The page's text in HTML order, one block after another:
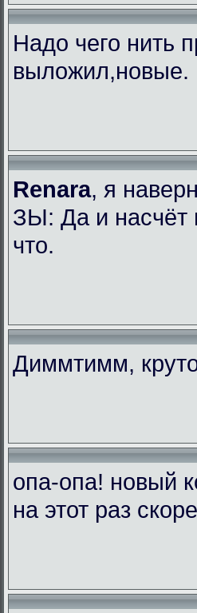
Надо чего нить
выложил,новые.
Renara, я
ЗЫ: Да и насчёт
что.
Диммтимм,
опа-опа! новый
на этот раз